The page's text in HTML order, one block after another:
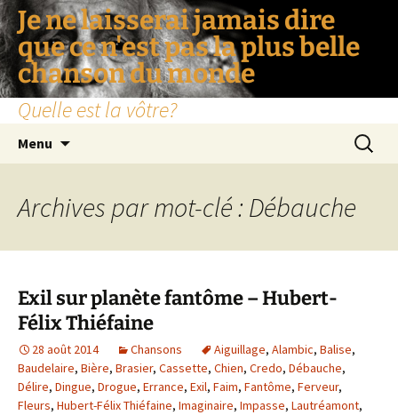
Je ne laisserai jamais dire
que ce n'est pas la plus belle
chanson du monde
Quelle est la vôtre?
Menu
Archives par mot-clé : Débauche
Exil sur planète fantôme – Hubert-
Félix Thiéfaine
28 août 2014 Chansons Aiguillage, Alambic, Balise,
Baudelaire, Bière, Brasier, Cassette, Chien, Credo, Débauche,
Délire, Dingue, Drogue, Errance, Exil, Faim, Fantôme, Ferveur,
Fleurs, Hubert-Félix Thiéfaine, Imaginaire, Impasse, Lautréamont,